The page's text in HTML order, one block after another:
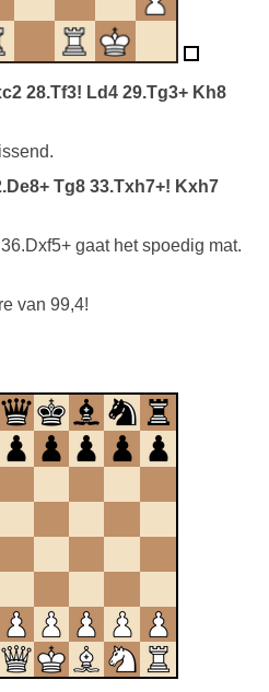
28.Tf3! Ld4 29.Tg3+ Kh8
Tg8 33.Txh7+! Kxh7
gaat het spoedig mat.
van 99,4!